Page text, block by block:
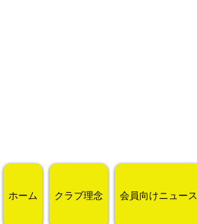
ホーム クラブ理念 会員向けニュース